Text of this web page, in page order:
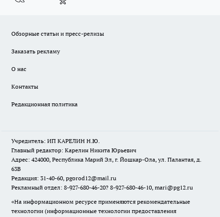
Обзорные статьи и пресс-релизы
Заказать рекламу
О нас
Контакты
Редакционная политика
Учредитель: ИП КАРЕЛИН Н.Ю.
Главный редактор: Карелин Никита Юрьевич
Адрес: 424000, Республика Марий Эл, г. Йошкар-Ола, ул. Палантая, д.
63В
Редакция: 31-40-60, pgorod12@mail.ru
Рекламный отдел: 8-927-680-46-20? 8-927-680-46-10, mari@pg12.ru
«На информационном ресурсе применяются рекомендательные
технологии (информационные технологии предоставления